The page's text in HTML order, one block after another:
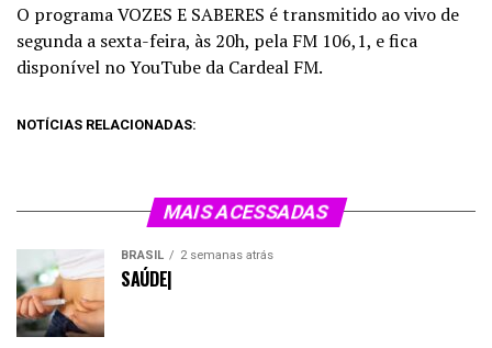
O programa VOZES E SABERES é transmitido ao vivo de
segunda a sexta-feira, às 20h, pela FM 106,1, e fica
disponível no YouTube da Cardeal FM.
NOTÍCIAS RELACIONADAS:
MAIS ACESSADAS
BRASIL 2 semanas atrás
SAÚDE|